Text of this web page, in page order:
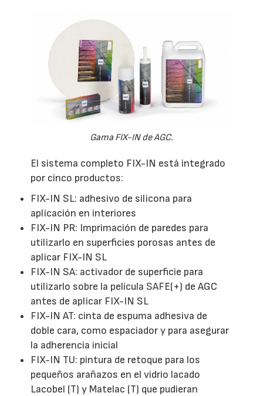
Gama FIX-IN de AGC.
El sistema completo FIX-IN está integrado
por cinco productos:
FIX-IN SL: adhesivo de silicona para
aplicación en interiores
FIX-IN PR: Imprimación de paredes para
utilizarlo en superficies porosas antes de
aplicar FIX-IN SL
FIX-IN SA: activador de superficie para
utilizarlo sobre la película SAFE(+) de AGC
antes de aplicar FIX-IN SL
FIX-IN AT: cinta de espuma adhesiva de
doble cara, como espaciador y para asegurar
la adherencia inicial
FIX-IN TU: pintura de retoque para los
pequeños arañazos en el vidrio lacado
Lacobel (T) y Matelac (T) que pudieran